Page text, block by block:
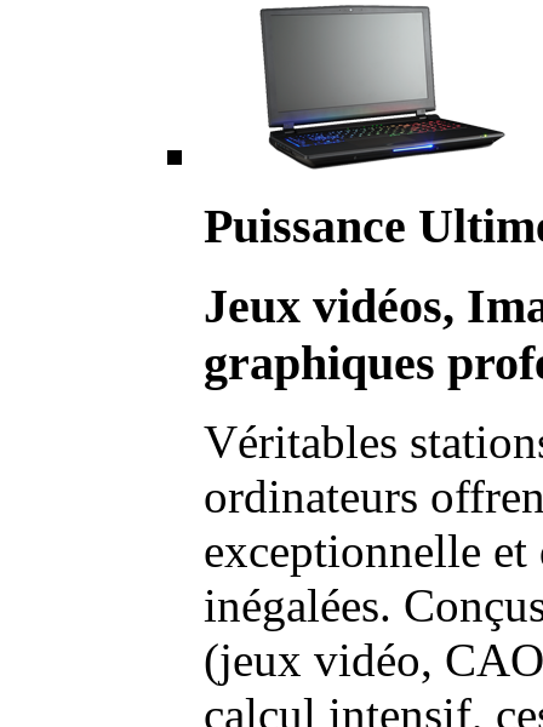
Puissance
Jeux vidéos,
graphiques
Véritables
ordinateurs
exceptionnelle et
inégalées.
(jeux vidéo,
calcul intensif,